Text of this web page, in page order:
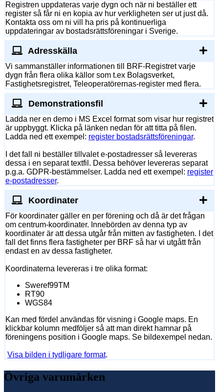
Registren uppdateras varje dygn och när ni beställer ett
register så får ni en kopia av hur verkligheten ser ut just då.
Kontakta oss om ni vill ha pris på kontinuerliga
uppdateringar av bostadsrättsföreningar i Sverige.
Adresskälla
Vi sammanställer informationen till BRF-Registret varje
dygn från flera olika källor som t.ex Bolagsverket,
Fastighetsregistret, Teleoperatörernas-register med flera.
Demonstrationsfil
Ladda ner en demo i MS Excel format som visar hur registret
är uppbyggt. Klicka på länken nedan för att titta på filen.
Ladda ned ett exempel: register bostadsrättsföreningar.
I det fall ni beställer tillvalet e-postadresser så levereras
dessa i en separat textfil. Dessa behöver levereras separat
p.g.a. GDPR-bestämmelser. Ladda ned ett exempel: register
e-postadresser.
Koordinater
För koordinater gäller en per förening och då är det frågan
om centrum-koordinater. Innebörden av denna typ av
koordinater är att dessa utgår från mitten av fastigheten. I det
fall det finns flera fastigheter per BRF så har vi utgått från
endast en av dessa fastigheter.
Koordinaterna levereras i tre olika format:
Sweref99TM
RT90
WGS84
Kan med fördel användas för visning i Google maps. En
klickbar kolumn medföljer så att man direkt hamnar på
föreningens position i Google maps. Se bildexempel nedan.
Visa bilden i tydligare format.
Övriga varumärken